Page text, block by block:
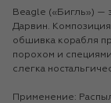
Beagle («Бигль») —
Дарвин.
обшивка корабля
порохом и
слегка
Применение: